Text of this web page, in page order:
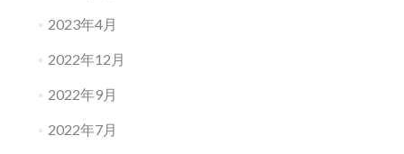
2023年4月
2022年12月
2022年9月
2022年7月